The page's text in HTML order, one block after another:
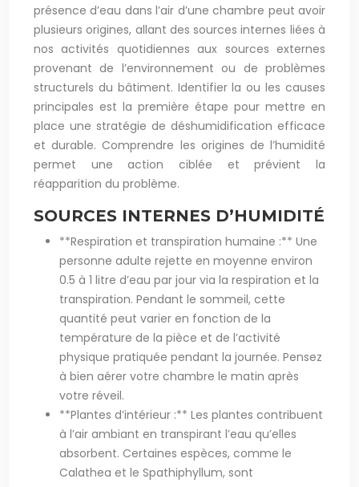
présence d’eau dans l’air d’une chambre peut avoir
plusieurs origines, allant des sources internes liées à
nos activités quotidiennes aux sources externes
provenant de l’environnement ou de problèmes
structurels du bâtiment. Identifier la ou les causes
principales est la première étape pour mettre en
place une stratégie de déshumidification efficace
et durable. Comprendre les origines de l’humidité
permet une action ciblée et prévient la
réapparition du problème.
SOURCES INTERNES D’HUMIDITÉ
**Respiration et transpiration humaine :** Une
personne adulte rejette en moyenne environ
0.5 à 1 litre d’eau par jour via la respiration et la
transpiration. Pendant le sommeil, cette
quantité peut varier en fonction de la
température de la pièce et de l’activité
physique pratiquée pendant la journée. Pensez
à bien aérer votre chambre le matin après
votre réveil.
**Plantes d’intérieur :** Les plantes contribuent
à l’air ambiant en transpirant l’eau qu’elles
absorbent. Certaines espèces, comme le
Calathea et le Spathiphyllum, sont